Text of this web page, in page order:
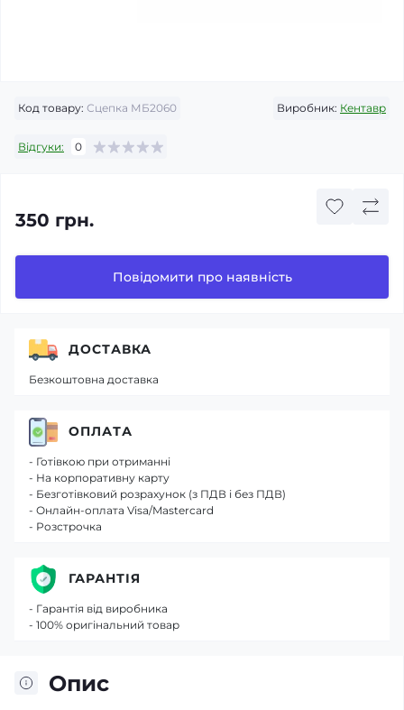
Код товару: Сцепка МБ2060 Виробник: Кентавр
Відгуки: 0
350 грн.
Повідомити про наявність
Опис
ДОСТАВКА
Безкоштовна доставка
ОПЛАТА
- Готівкою при отриманні
- На корпоративну карту
- Безготівковий розрахунок (з ПДВ і без ПДВ)
- Онлайн-оплата Visa/Mastercard
- Розстрочка
ГАРАНТІЯ
- Гарантія від виробника
- 100% оригінальний товар